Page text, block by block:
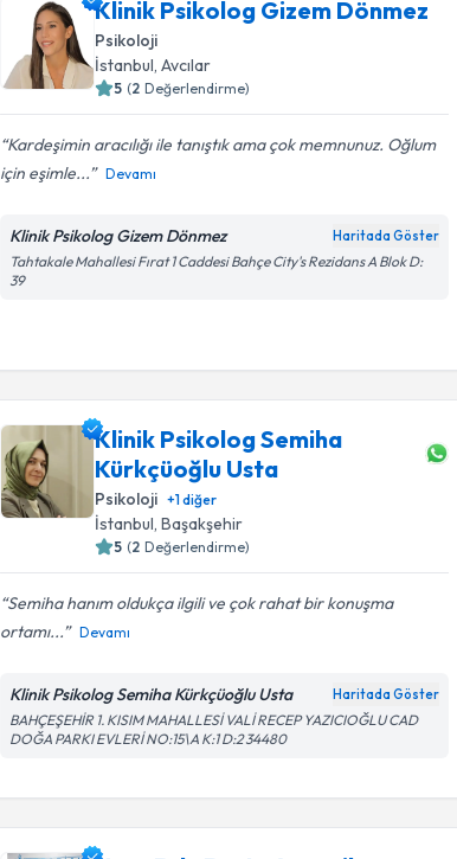
Klinik Psikolog Gizem Dönmez
Psikoloji
İstanbul, Avcılar
5 (2 Değerlendirme)
Kardeşimin aracılığı ile tanıştık ama çok memnunuz. Oğlum
için eşimle...
Devamı
Klinik Psikolog Gizem Dönmez Haritada Göster
Tahtakale Mahallesi Fırat 1 Caddesi Bahçe City's Rezidans A Blok D:
39
Klinik Psikolog Semiha
Kürkçüoğlu Usta
Psikoloji +1diğer
İstanbul , Başakşehir
5 (2 Değerlendirme)
Semiha hanım oldukça ilgili ve çok rahat bir konuşma
ortamı...
Devamı
Klinik Psikolog Semiha Kürkçüoğlu Usta Haritada Göster
BAHÇEŞEHİR 1. KISIM MAHALLESİ VALİ RECEP YAZICIOĞLU CAD
DOĞA PARKI EVLERİ NO:15\A K:1 D:2 34480